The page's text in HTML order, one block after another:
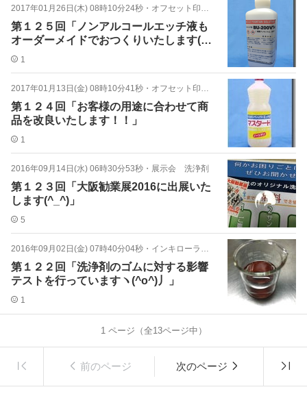
2017年01月26日(木) 08時10分24秒 ・ オフセット印刷 湿し水 エッチ液
第１２５回「ノンアルコールエッチ液も
オーダーメイドでおつくりいたします(^O
^)／」
1
2017年01月13日(金) 08時10分41秒 ・ オフセット印刷 湿し水 エッチ液
第１２４回「お客様の用途に合わせて商
品を改良いたします！！」
1
2016年09月14日(水) 06時30分53秒 ・ 展示会 洗浄剤
第１２３回「大阪勧業展2016に出展いた
します(^_^)」
5
2016年09月02日(金) 07時40分04秒 ・ インキローラー 給水ローラー 洗浄剤
第１２２回「洗浄剤のゴムに対する影響
テストを行っていますヽ(^o^)丿」
1
1ページ（全13ページ中）
前のページ 次のページ